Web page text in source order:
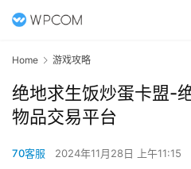
Home 游戏攻略
绝地求生饭炒蛋卡盟-
物品交易平台
70客服 2024年11月28日 上午11:15